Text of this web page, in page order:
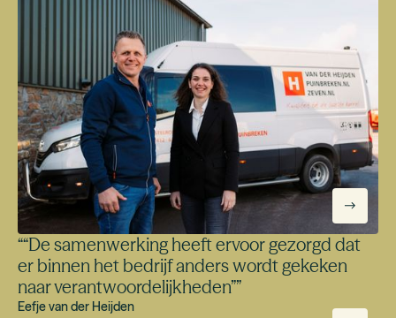
““De samenwerking heeft ervoor gezorgd dat
er binnen het bedrijf anders wordt gekeken
naar verantwoordelijkheden””
Eefje van der Heijden